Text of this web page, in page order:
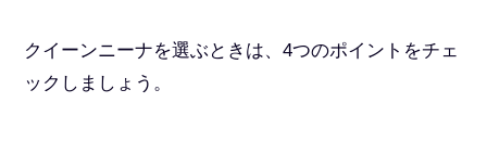
クイーンニーナを選ぶときは、4つのポイントをチェ
ックしましょう。